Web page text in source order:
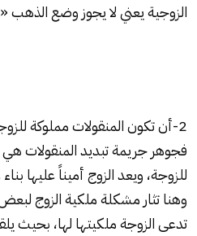
الزوجية يعني لا يجوز وضع الذهب
2-أن تكون المنقولات مملوكة
فجوهر جريمة تبديد المنقولات
للزوجة، ويعد الزوج أميناً عليها
وهنا تثار مشكلة ملكية الزوج
تدعى الزوجة ملكيتها لها، بحيث